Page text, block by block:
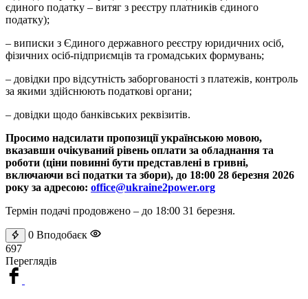
єдиного податку – витяг з реєстру платників єдиного
податку);
– виписки з Єдиного державного реєстру юридичних осіб,
фізичних осіб-підприємців та громадських формувань;
– довідки про відсутність заборгованості з платежів, контроль
за якими здійснюють податкові органи;
– довідки щодо банківських реквізитів.
Просимо надсилати пропозиції українською мовою,
вказавши очікуваний рівень оплати за обладнання та
роботи (ціни повинні бути представлені в гривні,
включаючи всі податки та збори), до 18:00 28 березня 2026
року за адресою: office@ukraine2power.org
Термін подачі продовжено – до 18:00 31 березня.
0 Вподобаєк
697
Переглядів